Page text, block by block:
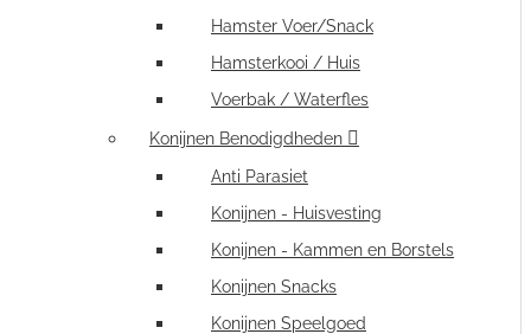
Hamster Voer/Snack
Hamsterkooi / Huis
Voerbak / Waterfles
Konijnen Benodigdheden
Anti Parasiet
Konijnen - Huisvesting
Konijnen - Kammen en Borstels
Konijnen Snacks
Konijnen Speelgoed